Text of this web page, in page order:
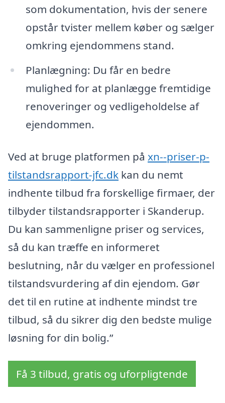
som dokumentation, hvis der senere
opstår tvister mellem køber og sælger
omkring ejendommens stand.
Planlægning: Du får en bedre
mulighed for at planlægge fremtidige
renoveringer og vedligeholdelse af
ejendommen.
Ved at bruge platformen på xn--priser-p-
tilstandsrapport-jfc.dk kan du nemt
indhente tilbud fra forskellige firmaer, der
tilbyder tilstandsrapporter i Skanderup.
Du kan sammenligne priser og services,
så du kan træffe en informeret
beslutning, når du vælger en professionel
tilstandsvurdering af din ejendom. Gør
det til en rutine at indhente mindst tre
tilbud, så du sikrer dig den bedste mulige
løsning for din bolig.”
Få 3 tilbud, gratis og uforpligtende